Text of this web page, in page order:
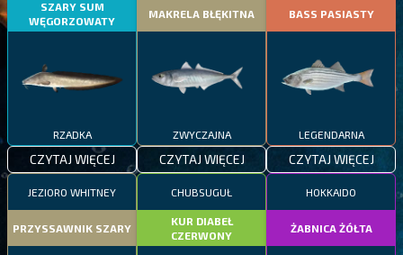
SZARY SUM
WĘGORZOWATY
RZADKA
CZYTAJ WIĘCEJ
MAKRELA BŁĘKITNA
ZWYCZAJNA
CZYTAJ WIĘCEJ
BASS PASIASTY
LEGENDARNA
CZYTAJ WIĘCEJ
JEZIORO WHITNEY
PRZYSSAWNIK SZARY
CHUBSUGUŁ
KUR DIABEŁ
CZERWONY
HOKKAIDO
ŻABNICA ŻÓŁTA